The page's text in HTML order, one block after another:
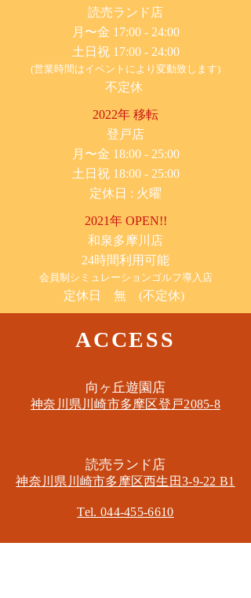
​読売ランド店
月〜金 17:00 - 24:00
土日祝 17:00 - 24:00
(営業時間はイベントにより変動致します)
不定休
2022年 移転
​登戸店
月〜金 18:00 - 25:00
土日祝 18:00 - 25:00
​定休日 : 火曜
2021年 OPEN!!
​和泉多摩川店
24時間利用可能
​会員制シミュレーションゴルフ導入店
定休日 無 (不定休)
ACCESS
​向ヶ丘遊園店
神奈川県川崎市多摩区​登戸2085-8
​読売ランド店
神奈川県川崎市多摩区​西生田3-9-22 B1
Tel. 044-455-6610